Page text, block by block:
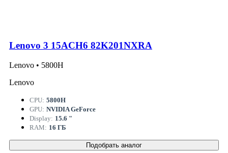
Lenovo 3 15ACH6 82K201NXRA
Lenovo • 5800H
Lenovo
CPU: 5800H
GPU: NVIDIA GeForce
Display: 15.6 "
RAM: 16 ГБ
Подобрать аналог